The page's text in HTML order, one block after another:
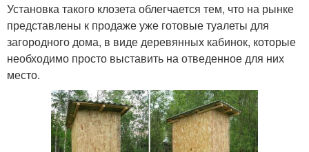
Установка такого клозета облегчается тем, что на рынке
представлены к продаже уже готовые туалеты для
загородного дома, в виде деревянных кабинок, которые
необходимо просто выставить на отведенное для них
место.